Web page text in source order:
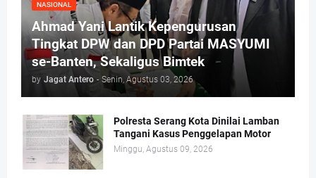
NASIONAL
Ahmad Yani Lantik Kepengurusan
Tingkat DPW dan DPD Partai MASYUMI
se-Banten, Sekaligus Bimtek
by Jagat Antero - Senin, Agustus 03, 2026
Polresta Serang Kota Dinilai Lamban
Tangani Kasus Penggelapan Motor
Minggu, Agustus 09, 2026